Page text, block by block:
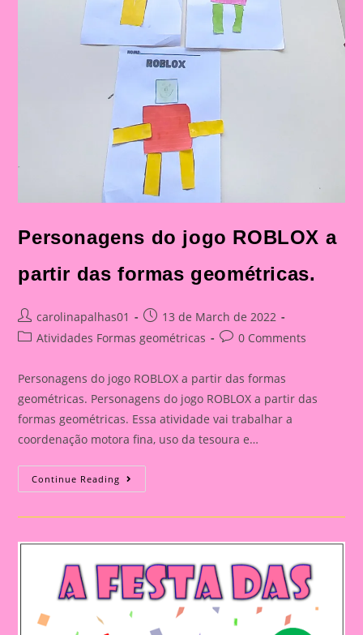
Personagens do jogo ROBLOX a
partir das formas geométricas.
Post
author:
carolinapalhas01
Post
published:
13 de March de 2022
PostAtividades Formas geométricas
Post0 Comments
Personagens do jogo ROBLOX a partir das formas
geométricas. Personagens do jogo ROBLOX a partir das
formas geométricas. Essa atividade vai trabalhar a
coordenação motora fina, uso da tesoura e…
Continue Reading Personagens
Do
ROBLOX
Das
Geométricas.